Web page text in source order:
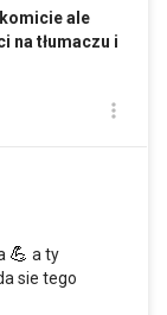
ale
na tłumaczu i
💪 a ty
sie tego